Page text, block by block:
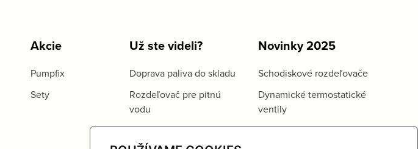
Akcie
Pumpfix
Sety
Už ste videli?
Doprava paliva do skladu
Rozdeľovač pre pitnú
vodu
Novinky 2025
Schodiskové rozdeľovače
Dynamické termostatické
ventily